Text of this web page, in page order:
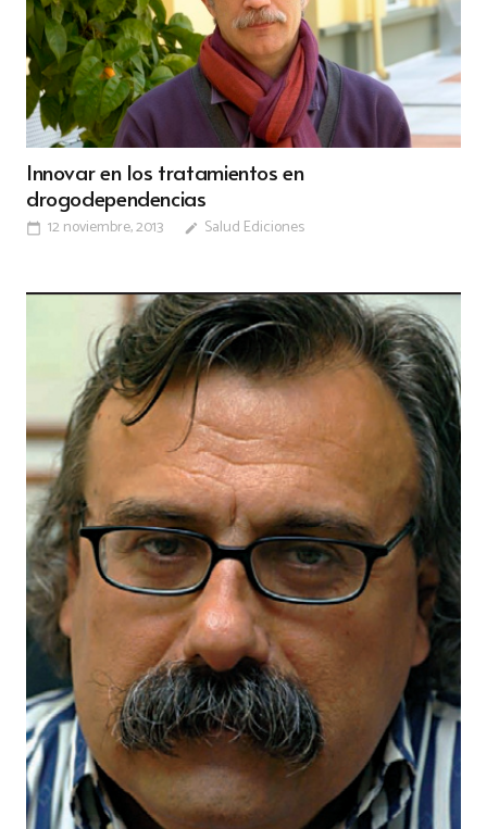
Innovar en los tratamientos en
drogodependencias
calendar_today 12 noviembre, 2013 edit Salud Ediciones